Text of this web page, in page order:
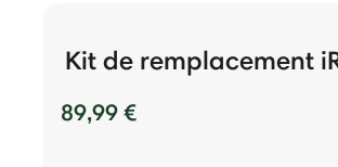
Kit de remplacement
89,99 €